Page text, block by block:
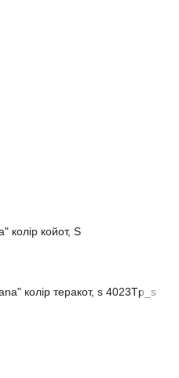
колір койот, S